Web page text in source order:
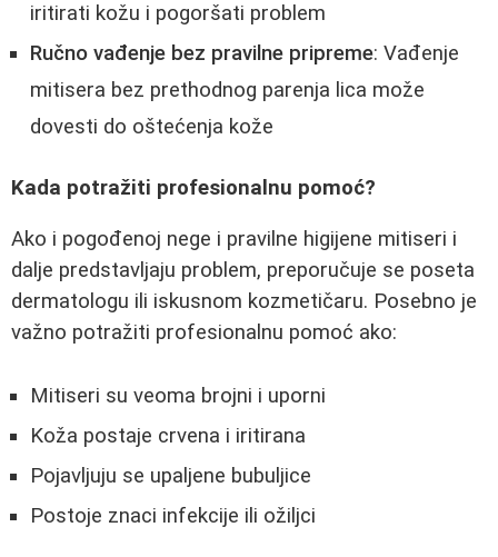
iritirati kožu i pogoršati problem
Ručno vađenje bez pravilne pripreme: Vađenje
mitisera bez prethodnog parenja lica može
dovesti do oštećenja kože
Kada potražiti profesionalnu pomoć?
Ako i pogođenoj nege i pravilne higijene mitiseri i
dalje predstavljaju problem, preporučuje se poseta
dermatologu ili iskusnom kozmetičaru. Posebno je
važno potražiti profesionalnu pomoć ako:
Mitiseri su veoma brojni i uporni
Koža postaje crvena i iritirana
Pojavljuju se upaljene bubuljice
Postoje znaci infekcije ili ožiljci